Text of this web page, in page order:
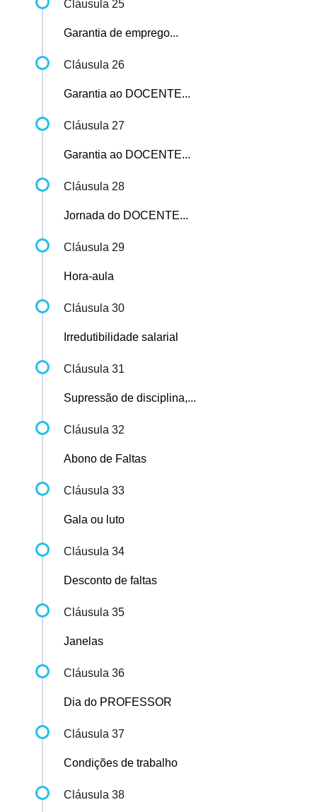
Cláusula 25
Garantia de emprego...
Cláusula 26
Garantia ao DOCENTE...
Cláusula 27
Garantia ao DOCENTE...
Cláusula 28
Jornada do DOCENTE...
Cláusula 29
Hora-aula
Cláusula 30
Irredutibilidade salarial
Cláusula 31
Supressão de disciplina,...
Cláusula 32
Abono de Faltas
Cláusula 33
Gala ou luto
Cláusula 34
Desconto de faltas
Cláusula 35
Janelas
Cláusula 36
Dia do PROFESSOR
Cláusula 37
Condições de trabalho
Cláusula 38